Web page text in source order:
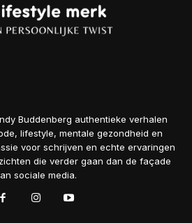
Buddenberg authentieke verhalen
lifestyle, mentale gezondheid en
voor schrijven en echte ervaringen
die verder gaan dan de façade
sociale media.